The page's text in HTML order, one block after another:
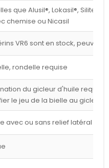
que Alusil®, Lokasil®, Silitec®,
chemise ou Nicasil
VR6 sont en stock, peuvent
rondelle requise
du gicleur d'huile
le jeu de la bielle au gicleur
avec ou sans relief latéral